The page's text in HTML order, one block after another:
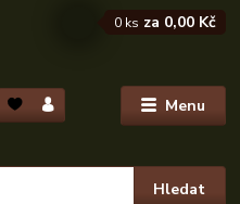
Menu
Hledat
0 ks za 0,00 Kč